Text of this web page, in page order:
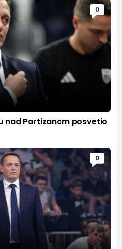
0
nad Partizanom posvetio
0